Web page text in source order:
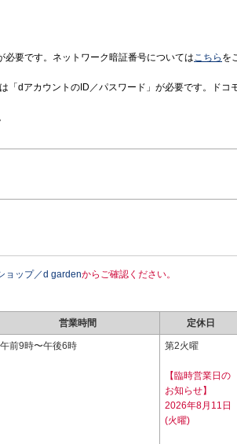
必要です。ネットワーク暗証番号についてはこちら を
「dアカウントのID／パスワード」が必要です。ドコ
ョップ／d gardenからご確認ください。
営業時間 定休日
午前9時〜午後6時 第2火曜
【臨時営業日の
お知らせ】
2026年8月11日
(火曜)